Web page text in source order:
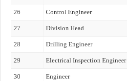
26 Control Engineer
27 Division Head
28 Drilling Engineer
29 Electrical Inspection Engineer
30 Engineer